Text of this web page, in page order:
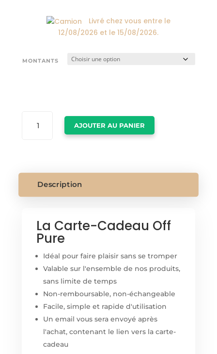
Livré chez vous entre le
12/08/2026 et le15/08/2026.
MONTANTS
PURE
AJOUTER AU PANIER
Description
La Carte-Cadeau Off
Pure
Idéal pour faire plaisir sans se tromper
Valable sur l'ensemble de nos produits,
sans limite de temps
Non-remboursable, non-échangeable
Facile, simple et rapide d'utilisation
Un email vous sera envoyé après
l'achat, contenant le lien vers la carte-
cadeau